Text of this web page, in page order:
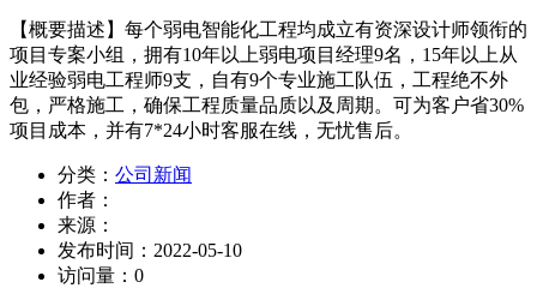
【概要描述】 每个弱电智能化工程均成立有资深设计师领衔的
项目专案小组，拥有10年以上弱电项目经理9名，15年以上从
业经验弱电工程师9支，自有9个专业施工队伍，工程绝不外
包，严格施工，确保工程质量品质以及周期。可为客户省30%
项目成本，并有7*24小时客服在线，无忧售后。
分类： 公司新闻
作者：
来源：
发布时间： 2022-05-10
访问量： 0